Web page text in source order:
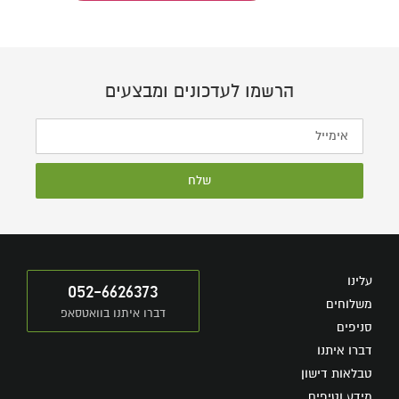
הרשמו לעדכונים ומבצעים
שלח
עלינו
משלוחים
סניפים
דברו איתנו
טבלאות דישון
052-6626373
דברו איתנו בוואטסאפ